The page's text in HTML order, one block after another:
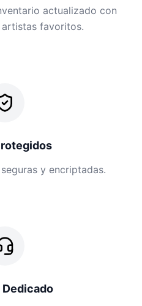
actualizado con
favoritos.
y encriptadas.